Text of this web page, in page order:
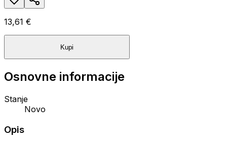
13,61 €
Kupi
Osnovne informacije
Stanje
Novo
Opis